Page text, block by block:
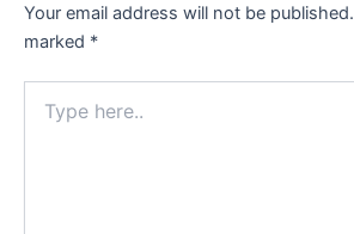
Your email address will not be published.
marked *
here..